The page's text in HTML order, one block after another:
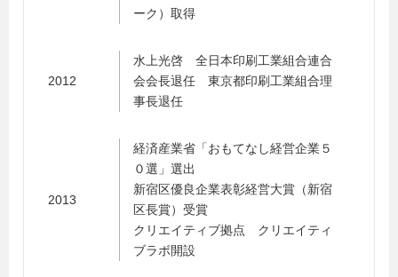
ーク）取得
2012
水上光啓 全日本印刷工業組合連合
会会長退任 東京都印刷工業組合理
事長退任
2013
経済産業省「おもてなし経営企業５
０選」選出
新宿区優良企業表彰経営大賞（新宿
区長賞）受賞
クリエイティブ拠点 クリエイティ
ブラボ開設